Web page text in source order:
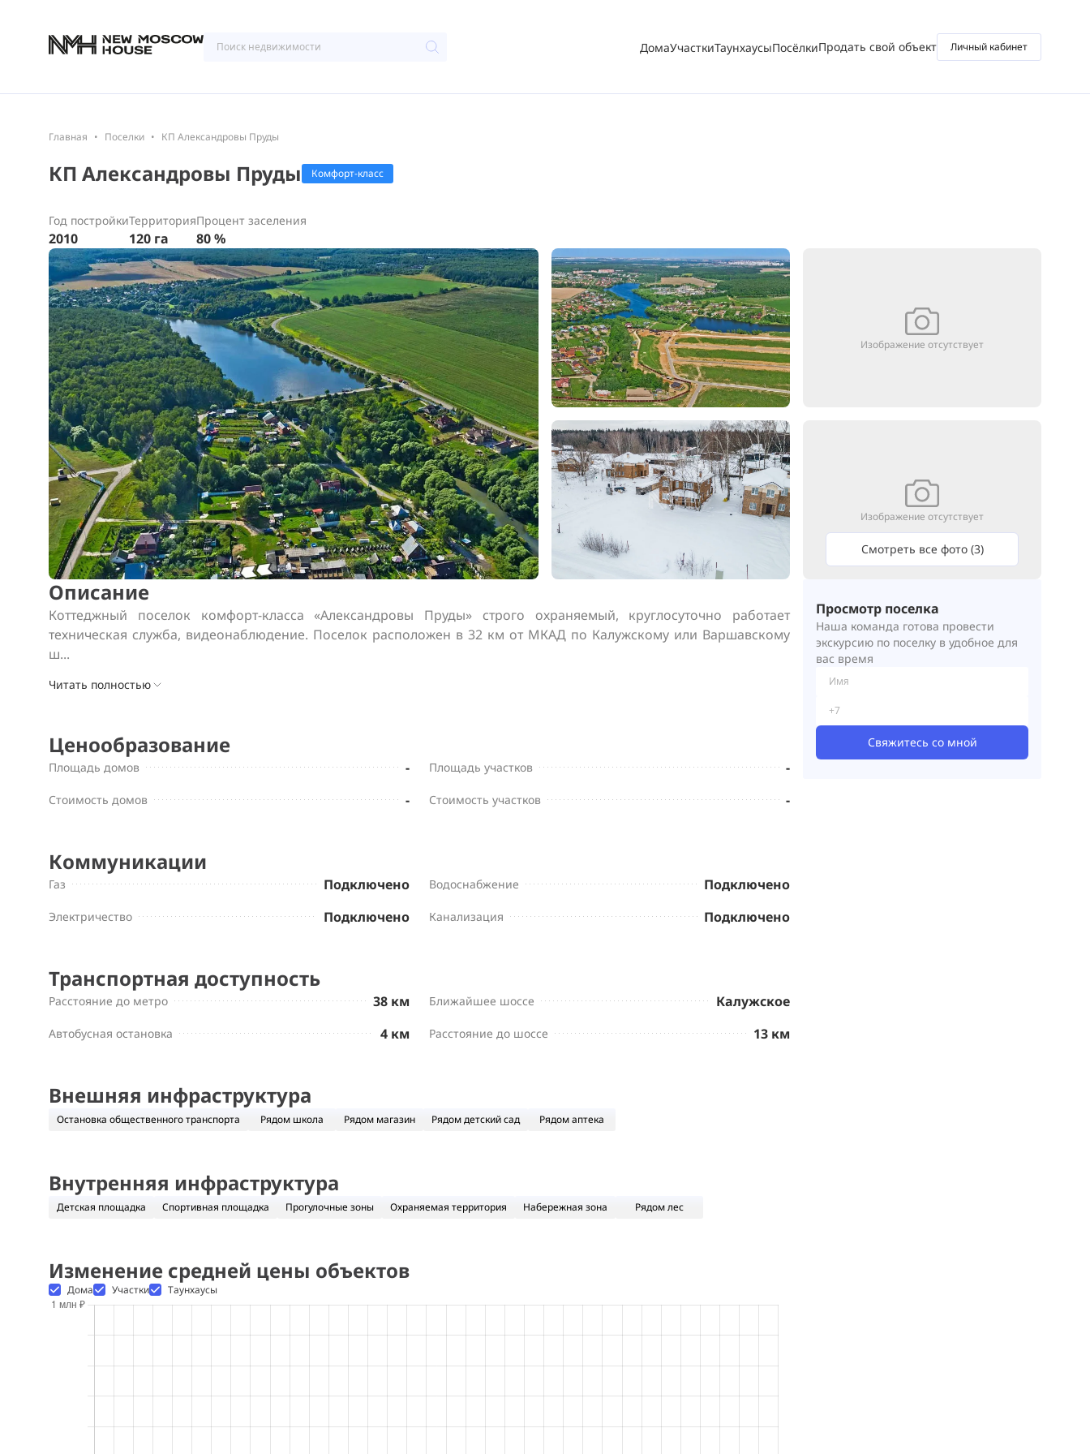
ДомаУчасткиТаунхаусыПосёлкиПродать свой объект Личный кабинет
Главная Поселки КП Александровы Пруды
КП Александровы Пруды Комфорт-класс
Год постройки
2010
Территория
120 га
Процент заселения
80 %
Изображение отсутствует
Изображение отсутствует
Смотреть все фото (3)
Описание
Коттеджный поселок комфорт-класса «Александровы Пруды» строго охраняемый, круглосуточно работает
техническая служба, видеонаблюдение. Поселок расположен в 32 км от МКАД по Калужскому или Варшавскому
ш...
Читать полностью
Ценообразование
Площадь домов - Площадь участков -
Стоимость домов - Стоимость участков -
Коммуникации
Газ Подключено Водоснабжение Подключено
Электричество Подключено Канализация Подключено
Транспортная доступность
Расстояние до метро 38 км Ближайшее шоссе Калужское
Автобусная остановка 4 км Расстояние до шоссе 13 км
Внешняя инфраструктура
Остановка общественного транспорта Рядом школа Рядом магазин Рядом детский сад Рядом аптека
Внутренняя инфраструктура
Детская площадка Спортивная площадка Прогулочные зоны Охраняемая территория Набережная зона Рядом лес
Изменение средней цены объектов
Дома Участки Таунхаусы
Просмотр поселка
Наша команда готова провести
экскурсию по поселку в удобное для
вас время
Свяжитесь со мной